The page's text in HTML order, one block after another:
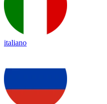
italiano